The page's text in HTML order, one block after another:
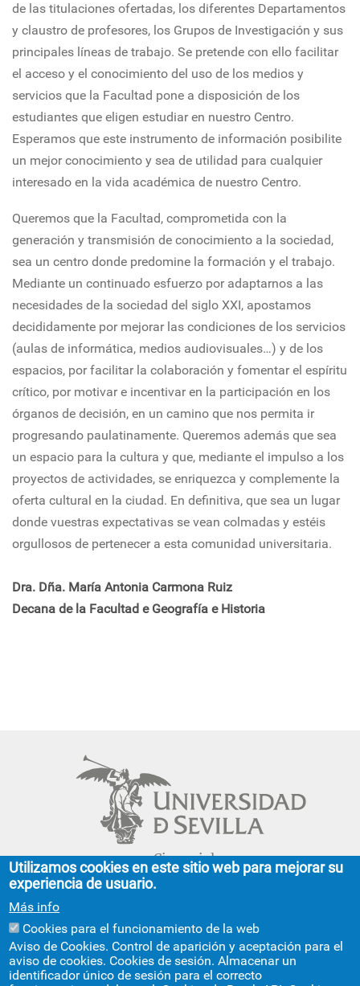
de las titulaciones ofertadas, los diferentes Departamentos
y claustro de profesores, los Grupos de Investigación y sus
principales líneas de trabajo. Se pretende con ello facilitar
el acceso y el conocimiento del uso de los medios y
servicios que la Facultad pone a disposición de los
estudiantes que eligen estudiar en nuestro Centro.
Esperamos que este instrumento de información posibilite
un mejor conocimiento y sea de utilidad para cualquier
interesado en la vida académica de nuestro Centro.
Queremos que la Facultad, comprometida con la
generación y transmisión de conocimiento a la sociedad,
sea un centro donde predomine la formación y el trabajo.
Mediante un continuado esfuerzo por adaptarnos a las
necesidades de la sociedad del siglo XXI, apostamos
decididamente por mejorar las condiciones de los servicios
(aulas de informática, medios audiovisuales…) y de los
espacios, por facilitar la colaboración y fomentar el espíritu
crítico, por motivar e incentivar en la participación en los
órganos de decisión, en un camino que nos permita ir
progresando paulatinamente. Queremos además que sea
un espacio para la cultura y que, mediante el impulso a los
proyectos de actividades, se enriquezca y complemente la
oferta cultural en la ciudad. En definitiva, que sea un lugar
donde vuestras expectativas se vean colmadas y estéis
orgullosos de pertenecer a esta comunidad universitaria.
Dra. Dña. María Antonia Carmona Ruiz
Decana de la Facultad e Geografía e Historia
Cinco siglos
impulsando el
conocimiento
FACULTAD DE GEOGRAFÍA E HISTORIA
C/ Doña María de Padilla, s/n.
Sevilla 41004.
Utilizamos cookies en este sitio web para mejorar su
experiencia de usuario.
Más info
Cookies para el funcionamiento de la web
Aviso de Cookies. Control de aparición y aceptación para el
aviso de cookies. Cookies de sesión. Almacenar un
identificador único de sesión para el correcto